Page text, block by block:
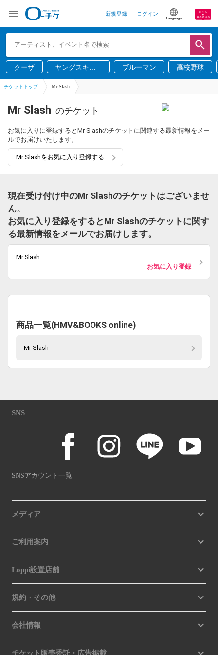
新規登録 ログイン
Language
クーザ
ヤングスキニ
ー
ブルーマン 高校野球
チケットトップ Mr Slash
Mr Slash のチケット
お気に入りに登録するとMr Slashのチケットに関連する最新情報をメー
ルでお届けいたします。
Mr Slashをお気に入り登録する
現在受け付け中のMr Slashのチケットはございませ
ん。
お気に入り登録をするとMr Slashのチケットに関す
る最新情報をメールでお届けします。
Mr Slash
お気に入り登録
商品一覧(HMV&BOOKS online)
Mr Slash
SNS
SNSアカウント一覧
メディア
ご利用案内
Loppi設置店舗
規約・その他
会社情報
チケット販売委託・広告掲載